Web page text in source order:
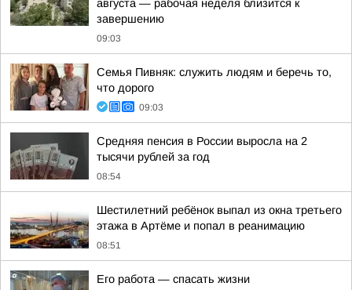
августа — рабочая неделя близится к
завершению
09:03
Семья Пивняк: служить людям и беречь то,
что дорого
09:03
Средняя пенсия в России выросла на 2
тысячи рублей за год
08:54
Шестилетний ребёнок выпал из окна третьего
этажа в Артёме и попал в реанимацию
08:51
Его работа — спасать жизни